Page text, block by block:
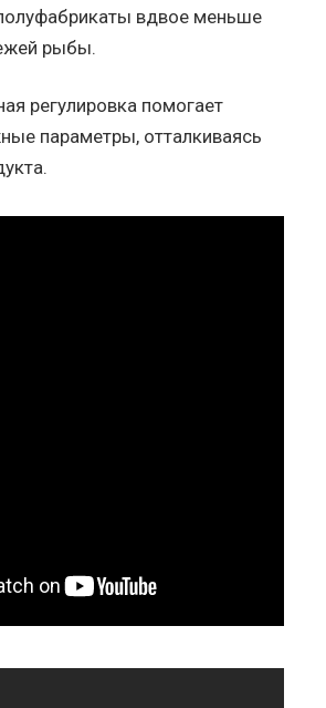
вдвое меньше
рыбы.
регулировка помогает
параметры, отталкиваясь